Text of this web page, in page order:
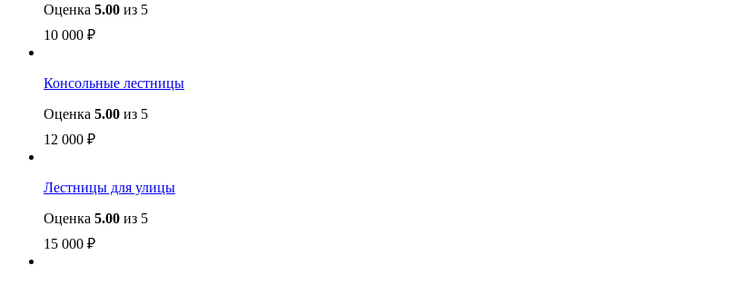
Оценка 5.00 из 5
10 000 ₽
Консольные лестницы
Оценка 5.00 из 5
12 000 ₽
Лестницы для улицы
Оценка 5.00 из 5
15 000 ₽